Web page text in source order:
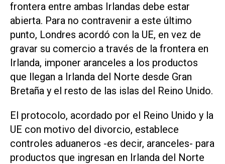
frontera entre ambas Irlandas debe estar
abierta. Para no contravenir a este último
punto, Londres acordó con la UE, en vez de
gravar su comercio a través de la frontera en
Irlanda, imponer aranceles a los productos
que llegan a Irlanda del Norte desde Gran
Bretaña y el resto de las islas del Reino Unido.
El protocolo, acordado por el Reino Unido y la
UE con motivo del divorcio, establece
controles aduaneros -es decir, aranceles- para
productos que ingresan en Irlanda del Norte